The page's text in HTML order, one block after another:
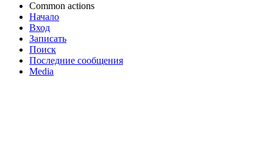
Common actions
Начало
Вход
Записать
Поиск
Последние сообщения
Media